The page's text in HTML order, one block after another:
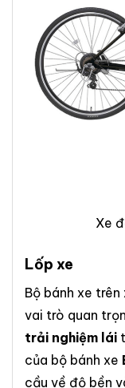
Xe
Lốp xe
Bộ bánh xe trên
vai trò quan
trải nghiệm lái
của bộ bánh xe
cầu về độ bền